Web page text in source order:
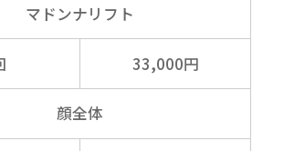
マドンナリフト
33,000円
顔全体